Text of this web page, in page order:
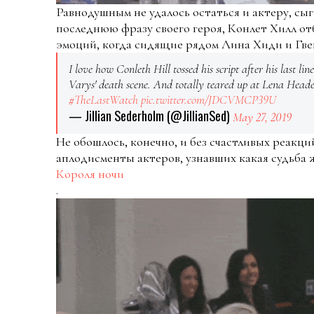
Равнодушным не удалось остаться и актеру,
последнюю фразу своего героя, Конлет Хилл
эмоций, когда сидящие рядом Лина Хиди и
I love how Conleth Hill tossed his script after his last
Varys' death scene. And totally teared up at Lena
#TheLastWatchpic.twitter.com/JDCVMCP39U
— Jillian Sederholm (@JillianSed) May 27, 2019
Не обошлось, конечно, и без счастливых
аплодисменты актеров, узнавших какая судьба
Короля ночи
.